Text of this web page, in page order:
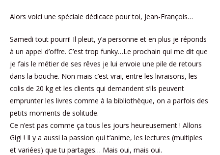
Alors voici une spéciale dédicace pour toi, Jean-François…
Samedi tout pourri! Il pleut, y’a personne et en plus je réponds
à un appel d’offre. C’est trop funky…Le prochain qui me dit que
je fais le métier de ses rêves je lui envoie une pile de retours
dans la bouche. Non mais c’est vrai, entre les livraisons, les
colis de 20 kg et les clients qui demandent s’ils peuvent
emprunter les livres comme à la bibliothèque, on a parfois des
petits moments de solitude.
Ce n’est pas comme ça tous les jours heureusement ! Allons
Gigi ! Il y a aussi la passion qui t’anime, les lectures (multiples
et variées) que tu partages… Mais oui, mais oui.